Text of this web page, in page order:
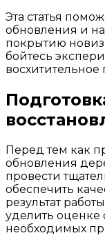
Эта статья
обновления и
покрытию
бойтесь
восхитительное
Перед тем как
обновления
провести
обеспечить
результат
уделить оценке
необходимых